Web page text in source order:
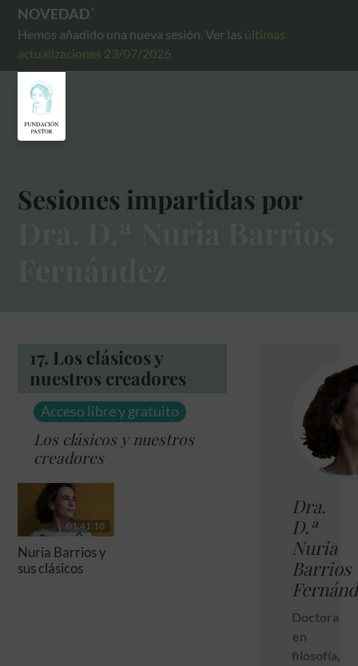
NOVEDAD
Hemos añadido una nueva sesión. Ver las últimas
actualizaciones 23/07/2026
Sesiones impartidas por
17. Los clásicos y
nuestros creadores
Los clásicos y nuestros
creadores
Acceso libre y gratuito
01:41:10
Nuria Barrios y
sus clásicos
Dra.
D.ª
Nuria
Barrios
Doctora
en
filosofía,